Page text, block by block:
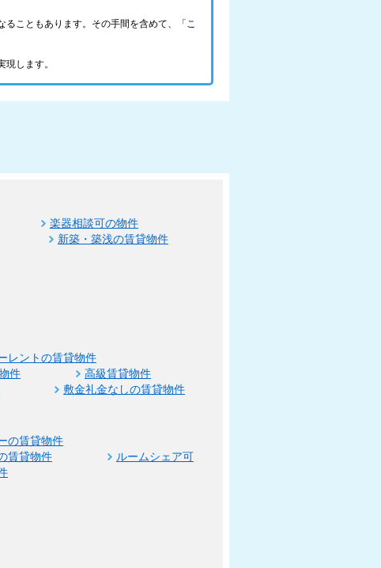
こともあります。その手間を含めて、「こ
します。
楽器相談可の物件
新築・築浅の賃貸物件
レントの賃貸物件
件
高級賃貸物件
敷金礼金なしの賃貸物件
の賃貸物件
賃貸物件
ルームシェア可